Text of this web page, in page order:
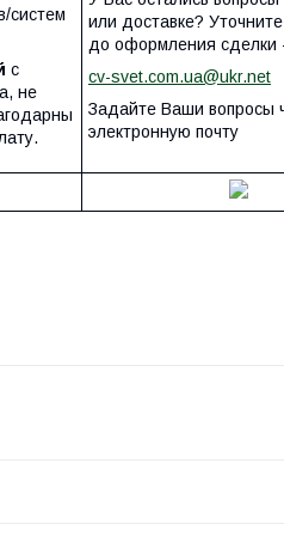
систем
с
не
или доставке?
до оформления сделки
cv-svet.com.ua@ukr.net
Задайте Ваши вопросы
электронную почту